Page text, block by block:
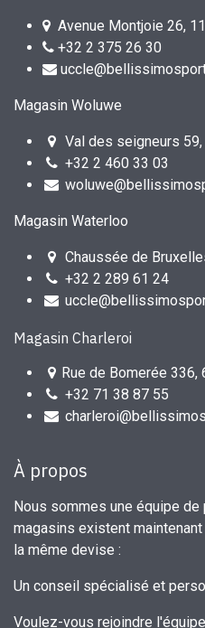
Avenue Montjoie 26,
+32 2 375 26 30
Magasin Woluwe
Val des seigneurs
+32 2 460 33 03
Magasin Waterloo
Chaussée de
+32 2 289 61 24
Magasin Charleroi
Rue de Bomerée
+32 71 38 87 55
À propos
Nous sommes une équipe
magasins existent
la même devise :
Un conseil spécialisé et
Voulez-vous rejoindre